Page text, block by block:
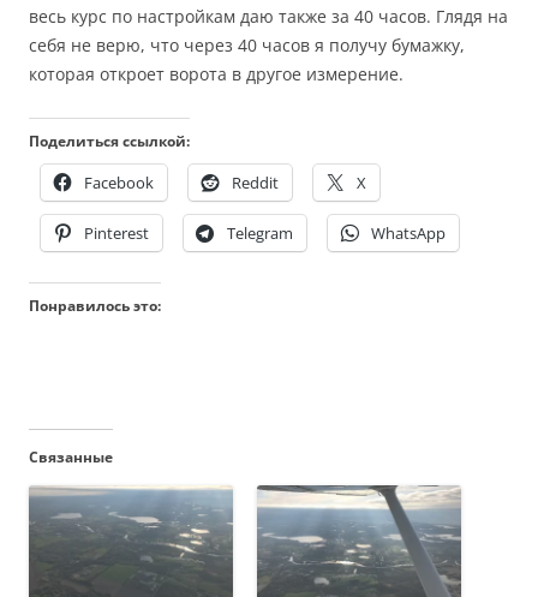
весь курс по настройкам даю также за 40 часов. Глядя на
себя не верю, что через 40 часов я получу бумажку,
которая откроет ворота в другое измерение.
Поделиться ссылкой:
Facebook Reddit X
Pinterest Telegram WhatsApp
Понравилось это:
Связанные